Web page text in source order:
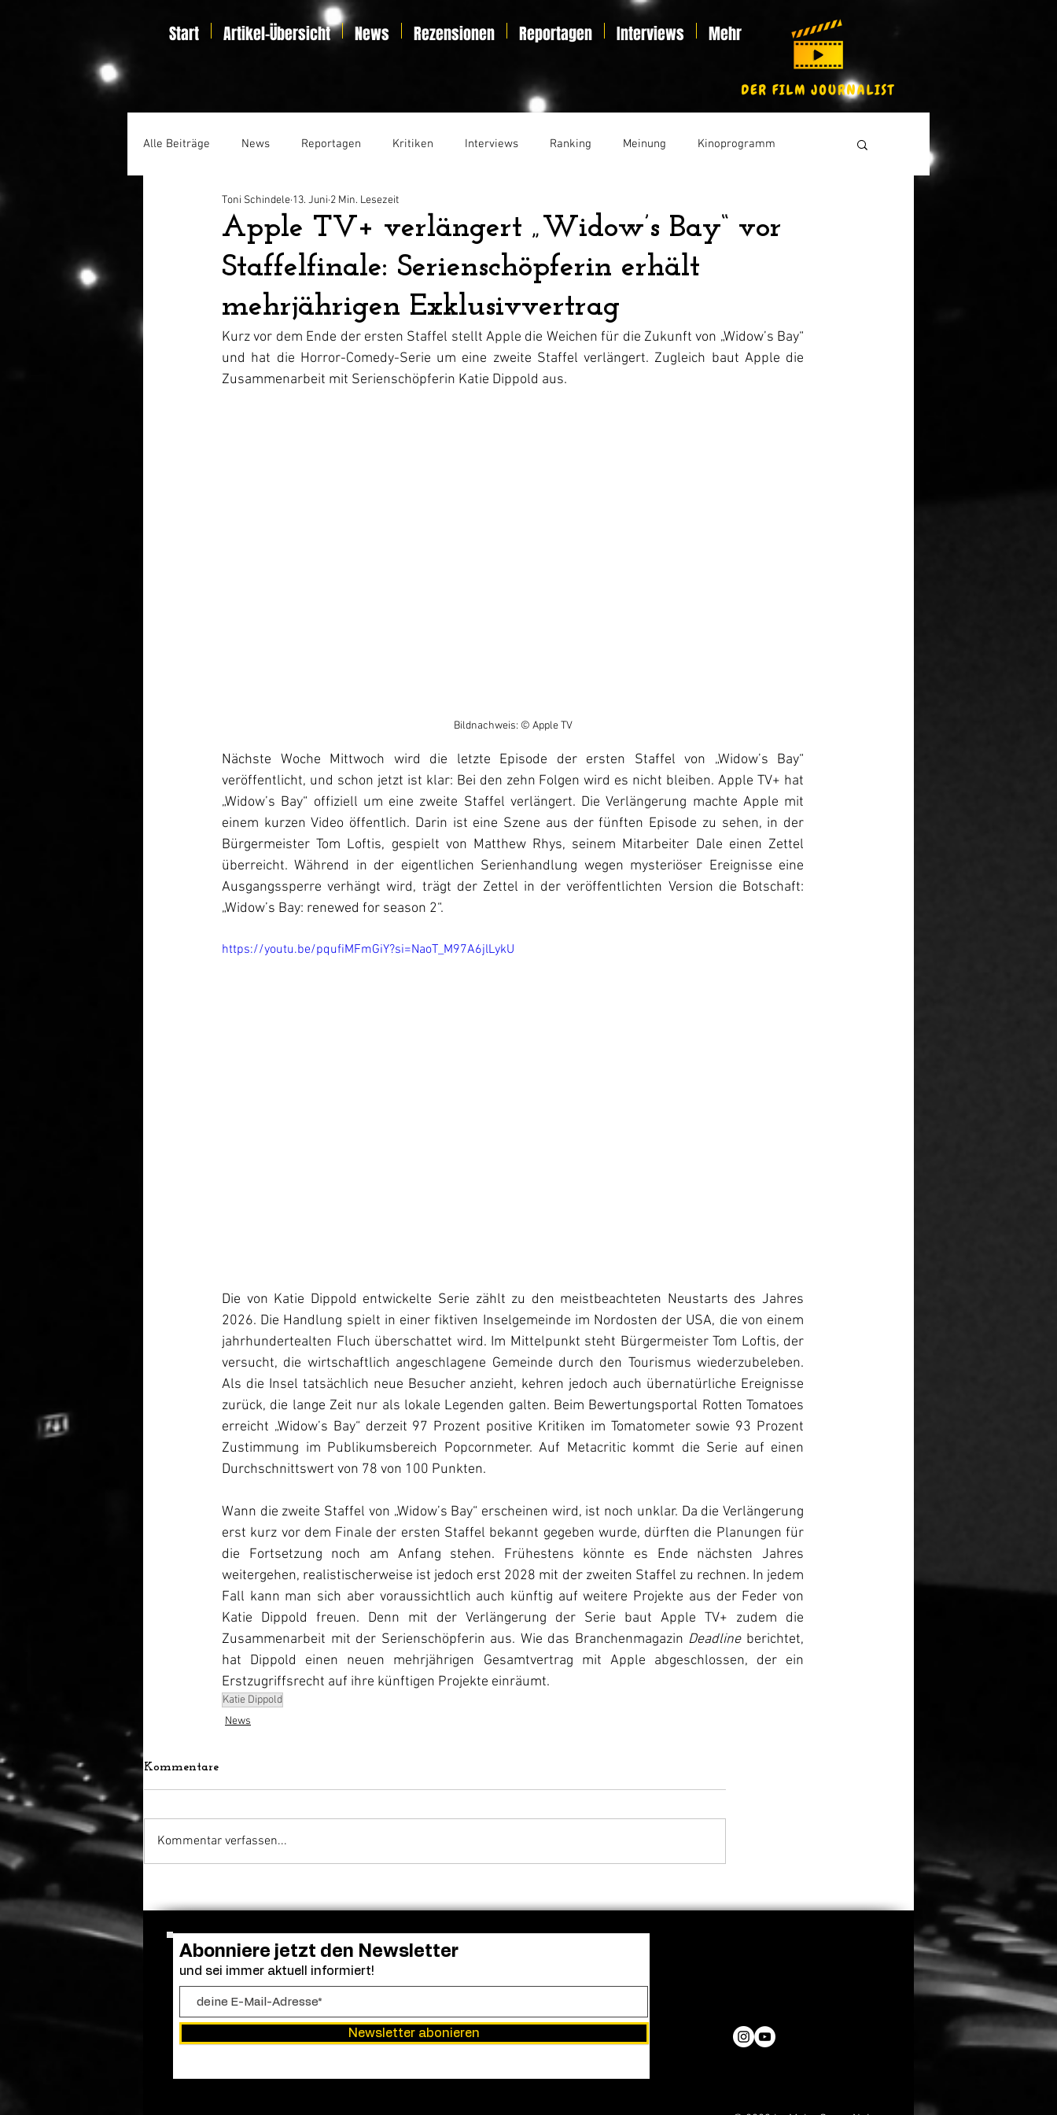
Start Artikel-Übersicht News Rezensionen Reportagen Interviews Mehr
Alle Beiträge News Reportagen Kritiken Interviews Ranking Meinung Kinoprogramm
Home Entertainment Essay
Apple TV+ verlängert „Widow’s Bay“ vor
Staffelfinale: Serienschöpferin erhält
mehrjährigen Exklusivvertrag
Toni Schindele 13. Juni 2 Min. Lesezeit
Kurz vor dem Ende der ersten Staffel stellt Apple die Weichen für die Zukunft von „Widow’s Bay“
und hat die Horror-Comedy-Serie um eine zweite Staffel verlängert. Zugleich baut Apple die
Zusammenarbeit mit Serienschöpferin Katie Dippold aus.
Bildnachweis: © Apple TV
Nächste Woche Mittwoch wird die letzte Episode der ersten Staffel von „Widow’s Bay“
veröffentlicht, und schon jetzt ist klar: Bei den zehn Folgen wird es nicht bleiben. Apple TV+ hat
„Widow’s Bay“ offiziell um eine zweite Staffel verlängert. Die Verlängerung machte Apple mit
einem kurzen Video öffentlich. Darin ist eine Szene aus der fünften Episode zu sehen, in der
Bürgermeister Tom Loftis, gespielt von Matthew Rhys, seinem Mitarbeiter Dale einen Zettel
überreicht. Während in der eigentlichen Serienhandlung wegen mysteriöser Ereignisse eine
Ausgangssperre verhängt wird, trägt der Zettel in der veröffentlichten Version die Botschaft:
„Widow’s Bay: renewed for season 2“.
https://youtu.be/pqufiMFmGiY?si=NaoT_M97A6jlLykU
Die von Katie Dippold entwickelte Serie zählt zu den meistbeachteten Neustarts des Jahres
2026. Die Handlung spielt in einer fiktiven Inselgemeinde im Nordosten der USA, die von einem
jahrhundertealten Fluch überschattet wird. Im Mittelpunkt steht Bürgermeister Tom Loftis, der
versucht, die wirtschaftlich angeschlagene Gemeinde durch den Tourismus wiederzubeleben.
Als die Insel tatsächlich neue Besucher anzieht, kehren jedoch auch übernatürliche Ereignisse
zurück, die lange Zeit nur als lokale Legenden galten. Beim Bewertungsportal Rotten Tomatoes
erreicht „Widow’s Bay“ derzeit 97 Prozent positive Kritiken im Tomatometer sowie 93 Prozent
Zustimmung im Publikumsbereich Popcornmeter. Auf Metacritic kommt die Serie auf einen
Durchschnittswert von 78 von 100 Punkten.
Wann die zweite Staffel von „Widow’s Bay“ erscheinen wird, ist noch unklar. Da die Verlängerung
erst kurz vor dem Finale der ersten Staffel bekannt gegeben wurde, dürften die Planungen für
die Fortsetzung noch am Anfang stehen. Frühestens könnte es Ende nächsten Jahres
weitergehen, realistischerweise ist jedoch erst 2028 mit der zweiten Staffel zu rechnen. In jedem
Fall kann man sich aber voraussichtlich auch künftig auf weitere Projekte aus der Feder von
Katie Dippold freuen. Denn mit der Verlängerung der Serie baut Apple TV+ zudem die
Zusammenarbeit mit der Serienschöpferin aus. Wie das Branchenmagazin Deadline berichtet,
hat Dippold einen neuen mehrjährigen Gesamtvertrag mit Apple abgeschlossen, der ein
Erstzugriffsrecht auf ihre künftigen Projekte einräumt.
Katie Dippold
News
Kommentare
Kommentar verfassen...
Abonniere jetzt den Newsletter
und sei immer aktuell informiert!
Newsletter abonieren